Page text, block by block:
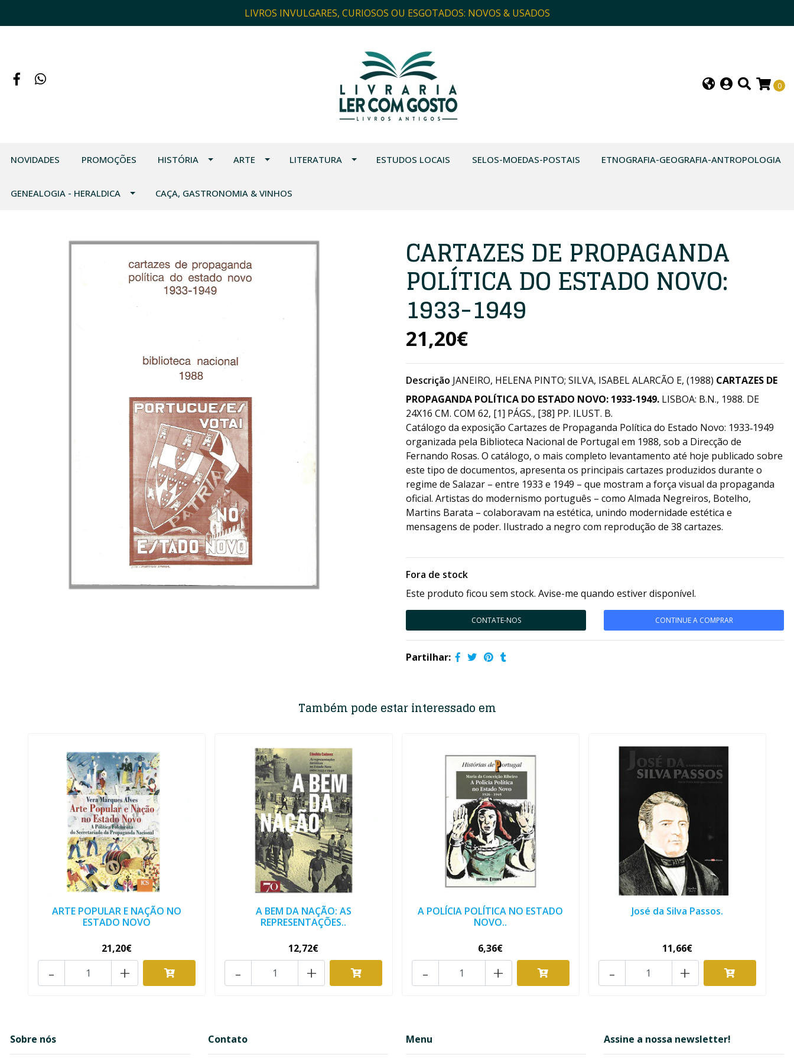
LIVROS INVULGARES, CURIOSOS OU ESGOTADOS: NOVOS & USADOS
0
NOVIDADES PROMOÇÕES HISTÓRIA ARTE LITERATURA ESTUDOS LOCAIS SELOS-MOEDAS-POSTAIS ETNOGRAFIA-GEOGRAFIA-ANTROPOLOGIA
GENEALOGIA - HERALDICA CAÇA, GASTRONOMIA & VINHOS
CARTAZES DE PROPAGANDA
POLÍTICA DO ESTADO NOVO:
1933-1949
21,20€
Descrição JANEIRO, HELENA PINTO; SILVA, ISABEL ALARCÃO E, (1988) CARTAZES DE
PROPAGANDA POLÍTICA DO ESTADO NOVO: 1933-1949. LISBOA: B.N., 1988. DE
24X16 CM. COM 62, [1] PÁGS., [38] PP. ILUST. B.
Catálogo da exposição Cartazes de Propaganda Política do Estado Novo: 1933‑1949
organizada pela Biblioteca Nacional de Portugal em 1988, sob a Direcção de
Fernando Rosas. O catálogo, o mais completo levantamento até hoje publicado sobre
este tipo de documentos, apresenta os principais cartazes produzidos durante o
regime de Salazar – entre 1933 e 1949 – que mostram a força visual da propaganda
oficial. Artistas do modernismo português – como Almada Negreiros, Botelho,
Martins Barata – colaboravam na estética, unindo modernidade estética e
mensagens de poder. Ilustrado a negro com reprodução de 38 cartazes.
Fora de stock
Este produto ficou sem stock. Avise-me quando estiver disponível.
CONTATE-NOS CONTINUE A COMPRAR
Partilhar:
Também pode estar interessado em
ARTE POPULAR E NAÇÃO NO
ESTADO NOVO
21,20€
+
-
A BEM DA NAÇÃO: AS
REPRESENTAÇÕES..
12,72€
+
-
A POLÍCIA POLÍTICA NO ESTADO
NOVO..
6,36€
+
-
José da Silva Passos.
11,66€
+
-
Sobre nós Contato Menu Assine a nossa newsletter!